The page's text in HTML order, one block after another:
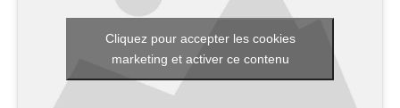
Cliquez pour accepter les cookies
marketing et activer ce contenu